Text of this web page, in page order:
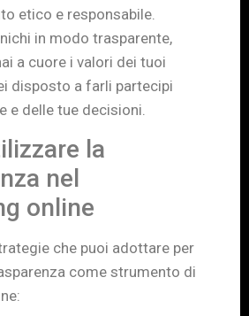
etico e responsabile.
in modo trasparente,
a cuore i valori dei tuoi
disposto a farli partecipi
e delle tue decisioni.
la
nel
online
che puoi adottare per
come strumento di